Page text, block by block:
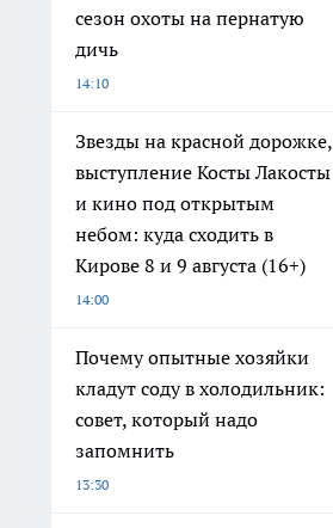
сезон охоты на пернатую
дичь
14:10
Звезды на красной дорожке,
выступление Косты Лакосты
и кино под открытым
небом: куда сходить в
Кирове 8 и 9 августа (16+)
14:00
Почему опытные хозяйки
кладут соду в холодильник:
совет, который надо
запомнить
13:30